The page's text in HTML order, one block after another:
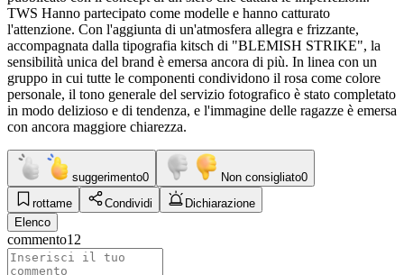
TWS Hanno partecipato come modelle e hanno catturato
l'attenzione. Con l'aggiunta di un'atmosfera allegra e frizzante,
accompagnata dalla tipografia kitsch di "BLEMISH STRIKE", la
sensibilità unica del brand è emersa ancora di più. In linea con un
gruppo in cui tutte le componenti condividono il rosa come colore
personale, il tono generale del servizio fotografico è stato completato
in modo delizioso e di tendenza, e l'immagine delle ragazze è emersa
con ancora maggiore chiarezza.
suggerimento0 Non consigliato0
rottame
Condividi
Dichiarazione
Elenco
commento12